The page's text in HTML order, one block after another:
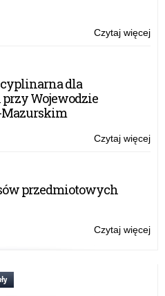
Czytaj więcej
dla
Wojewodzie
Czytaj więcej
przedmiotowych
Czytaj więcej